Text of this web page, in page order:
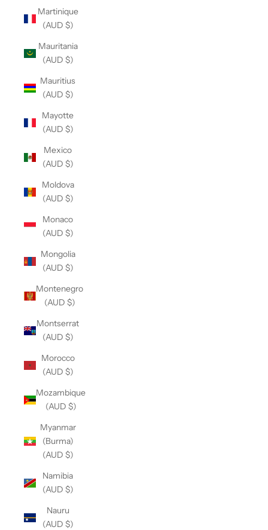
Martinique
(AUD $)
Mauritania
(AUD $)
Mauritius
(AUD $)
Mayotte
(AUD $)
Mexico
(AUD $)
Moldova
(AUD $)
Monaco
(AUD $)
Mongolia
(AUD $)
Montenegro
(AUD $)
Montserrat
(AUD $)
Morocco
(AUD $)
Mozambique
(AUD $)
Myanmar
(Burma)
(AUD $)
Namibia
(AUD $)
Nauru
(AUD $)